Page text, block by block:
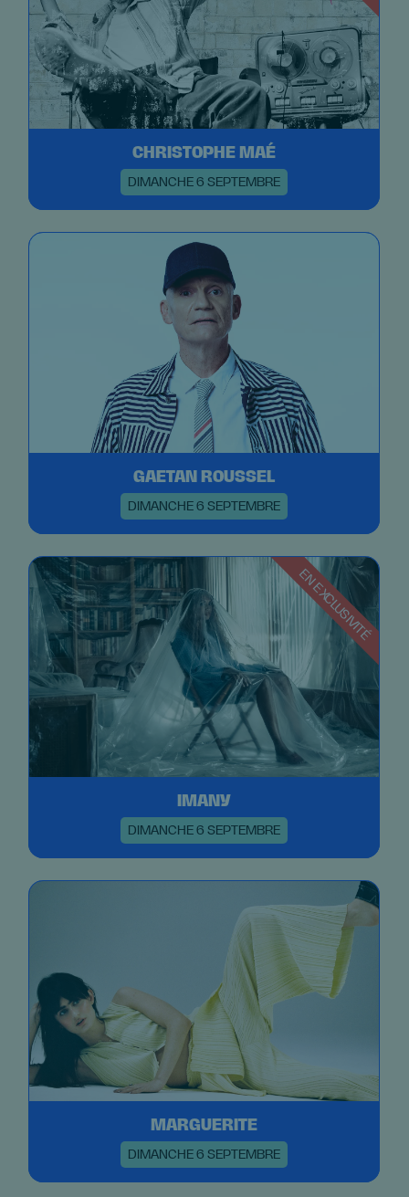
CHRISTOPHE MAÉ
DIMANCHE 6 SEPTEMBRE
GAETAN ROUSSEL
DIMANCHE 6 SEPTEMBRE
EN EXCLUSIVITÉ
IMANY
DIMANCHE 6 SEPTEMBRE
MARGUERITE
DIMANCHE 6 SEPTEMBRE